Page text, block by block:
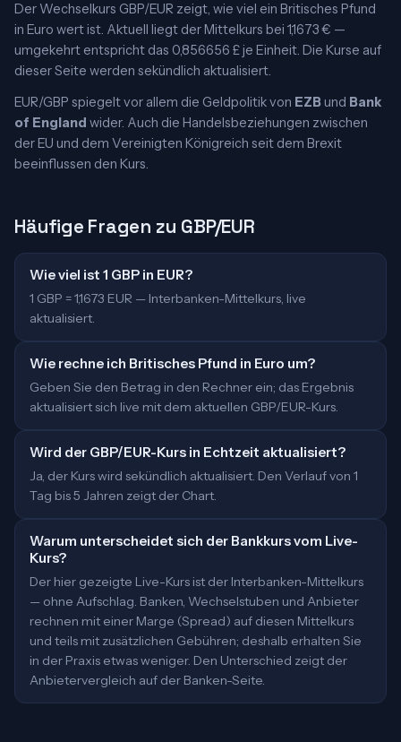
Der Wechselkurs GBP/EUR zeigt, wie viel ein Britisches Pfund
in Euro wert ist. Aktuell liegt der Mittelkurs bei 1,1673 € —
umgekehrt entspricht das 0,856656 £ je Einheit. Die Kurse auf
dieser Seite werden sekündlich aktualisiert.
EUR/GBP spiegelt vor allem die Geldpolitik von EZBund Bank
of England wider. Auch die Handelsbeziehungen zwischen
der EU und dem Vereinigten Königreich seit dem Brexit
beeinflussen den Kurs.
Häufige Fragen zu GBP/EUR
Wie viel ist 1 GBP in EUR?
1 GBP = 1,1673 EUR — Interbanken-Mittelkurs, live
aktualisiert.
Wie rechne ich Britisches Pfund in Euro um?
Geben Sie den Betrag in den Rechner ein; das Ergebnis
aktualisiert sich live mit dem aktuellen GBP/EUR-Kurs.
Wird der GBP/EUR-Kurs in Echtzeit aktualisiert?
Ja, der Kurs wird sekündlich aktualisiert. Den Verlauf von 1
Tag bis 5 Jahren zeigt der Chart.
Warum unterscheidet sich der Bankkurs vom Live-
Kurs?
Der hier gezeigte Live-Kurs ist der Interbanken-Mittelkurs
— ohne Aufschlag. Banken, Wechselstuben und Anbieter
rechnen mit einer Marge (Spread) auf diesen Mittelkurs
und teils mit zusätzlichen Gebühren; deshalb erhalten Sie
in der Praxis etwas weniger. Den Unterschied zeigt der
Anbietervergleich auf der Banken-Seite.